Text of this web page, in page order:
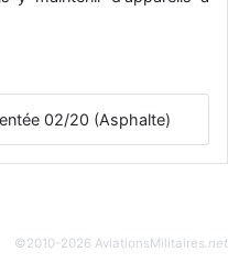
de l'air de la haute -volta
bien les pieds, j’avoue
OK dirait-on… Merci à toi.
02/20 (Asphalte)
©2010-2026 AviationsMilitaires.net